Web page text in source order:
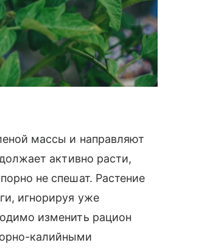
массы и направляют
активно расти,
не спешат. Растение
игнорируя уже
изменить рацион
калийными